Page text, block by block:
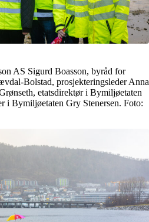
AS Sigurd Boasson, byråd for
Bolstad, prosjekteringsleder Anna
etatsdirektør i Bymiljøetaten
i Bymiljøetaten Gry Stenersen. Foto: